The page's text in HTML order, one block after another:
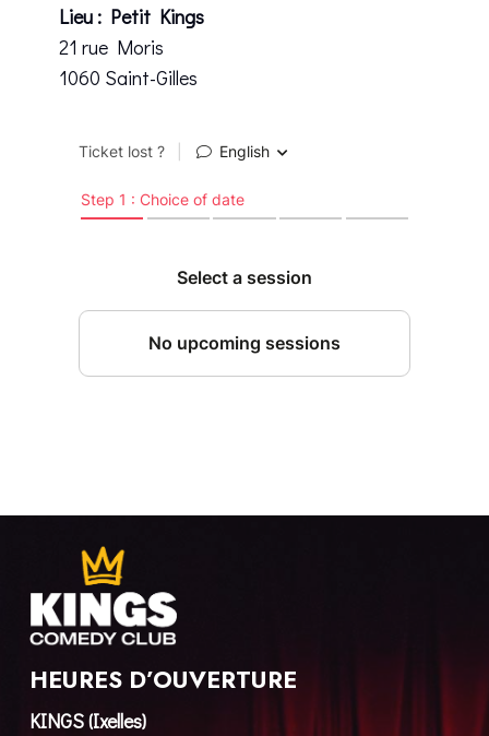
Lieu : Petit Kings
21 rue Moris
1060 Saint-Gilles
HEURES D’OUVERTURE
KINGS (Ixelles)